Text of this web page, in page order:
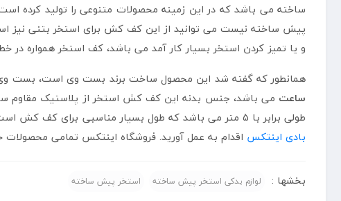
ساخته می باشد که در این زمینه محصولات متنوعی را تولید کرده
پیش ساخته نیست می توانید از این کف کش برای استخر بتنی نیز
و یا تمیز کردن استخر بسیار کار آمد می باشد، کف استخر همواره
همانطور که گفته شد این محصول ساخت برند بست وی است، بست وی
ساعت می باشد، جنس بدنه این کف کش استخر از پلاستیک مقاوم
طولی برابر با 5 متر می باشد که طول بسیار مناسبی برای کف کش است. برای خرید کف کش استخر پیش ساخته بست وی مدل 58230 می توانید از فروشگاه مستر اینتکس نمایندگی فروش
بادی اینتکس اقدام به عمل آورید. فروشگاه اینتکس تمامی
بخشها : لوازم یدکی استخر پیش ساخته استخر پیش ساخته